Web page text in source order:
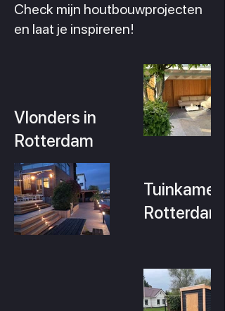
Check mijn houtbouwprojecten
en laat je inspireren!
Vlonders in
Rotterdam
Tuinkamer
Rotterdam